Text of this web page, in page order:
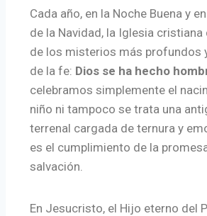
Cada año, en la Noche Buena y
de la Navidad, la Iglesia
de los misterios más profundos
de la fe: Dios se ha hecho
celebramos simplemente el
niño ni tampoco se trata una
terrenal cargada de ternura y
es el cumplimiento de la
salvación.
En Jesucristo, el Hijo eterno del